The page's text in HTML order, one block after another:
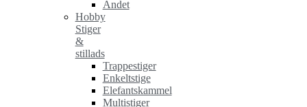
Andet
Hobby
Stiger
&
stillads
Trappestiger
Enkeltstige
Elefantskammel
Multistiger